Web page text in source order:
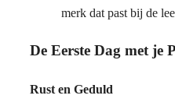
merk dat past bij de
De Eerste Dag met je
Rust en Geduld